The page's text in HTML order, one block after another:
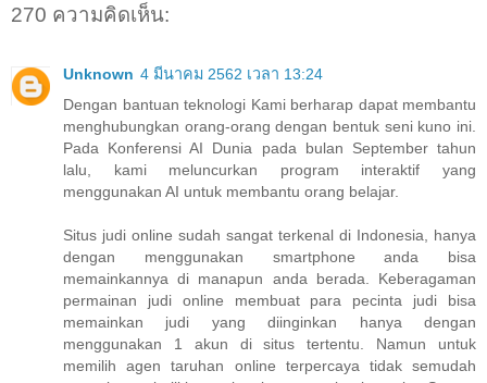
270 ความคิดเห็น:
Unknown 4 มีนาคม 2562 เวลา 13:24
Dengan bantuan teknologi Kami berharap dapat membantu
menghubungkan orang-orang dengan bentuk seni kuno ini.
Pada Konferensi AI Dunia pada bulan September tahun
lalu, kami meluncurkan program interaktif yang
menggunakan AI untuk membantu orang belajar.
Situs judi online sudah sangat terkenal di Indonesia, hanya
dengan menggunakan smartphone anda bisa
memainkannya di manapun anda berada. Keberagaman
permainan judi online membuat para pecinta judi bisa
memainkan judi yang diinginkan hanya dengan
menggunakan 1 akun di situs tertentu. Namun untuk
memilih agen taruhan online terpercaya tidak semudah